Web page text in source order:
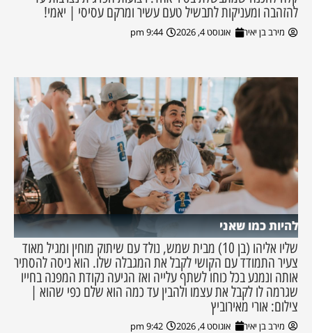
להזהבה ומעניקות לתבשיל טעם עשיר ומרקם עסיסי | יאמי!
מירב בן יאיר אוגוסט 4, 2026 9:44 pm
להיות כמו שאני
שליו אליהו (בן 10) מבית שמש, נולד עם שיתוק מוחין ומגיל מאוד
צעיר התמודד עם הקושי לקבל את המגבלה שלו. הוא ניסה להסתיר
אותה ונמנע בכל כוחו לשתף עלייה ואז הגיעה נקודת המפנה בחייו
שגרמה לו לקבל את עצמו ולהבין עד כמה הוא שלם כפי שהוא |
צילום: אורי מאירוביץ
מירב בן יאיר אוגוסט 4, 2026 9:42 pm